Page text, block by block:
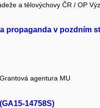
a tělovýchovy ČR / OP
propaganda v
agentura MU
14758S)